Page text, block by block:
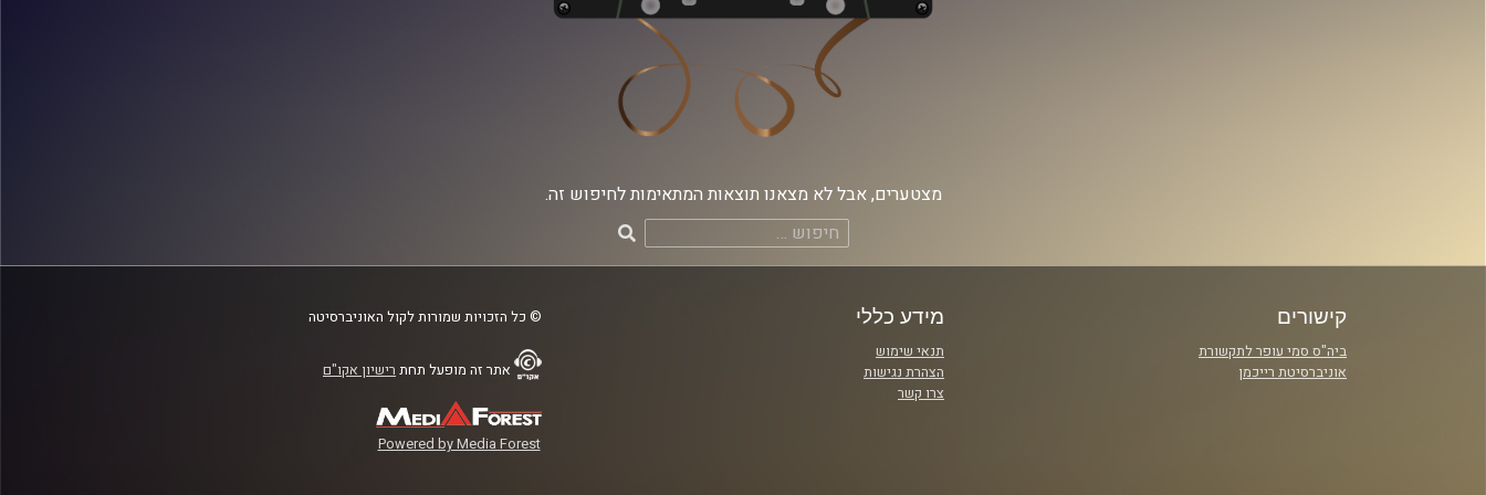
מצטערים, אבל לא מצאנו תוצאות המתאימות לחיפוש זה.
חיפוש:
קישורים
ביה"ס סמי עופר לתקשורת
אוניברסיטת רייכמן
מידע כללי
תנאי שימוש
הצהרת נגישות
צרו קשר
© כל הזכויות שמורות לקול האוניברסיטה
אתר זה מופעל תחת רישיון אקו"ם
Powered by Media Forest